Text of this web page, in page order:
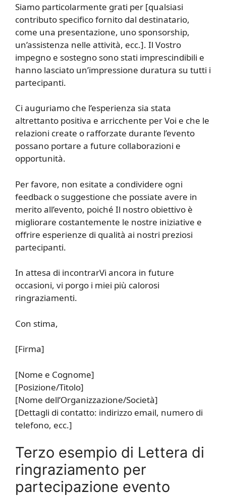
Siamo particolarmente grati per [qualsiasi
contributo specifico fornito dal destinatario,
come una presentazione, uno sponsorship,
un’assistenza nelle attività, ecc.]. Il Vostro
impegno e sostegno sono stati imprescindibili e
hanno lasciato un’impressione duratura su tutti i
partecipanti.
Ci auguriamo che l’esperienza sia stata
altrettanto positiva e arricchente per Voi e che le
relazioni create o rafforzate durante l’evento
possano portare a future collaborazioni e
opportunità.
Per favore, non esitate a condividere ogni
feedback o suggestione che possiate avere in
merito all’evento, poiché Il nostro obiettivo è
migliorare costantemente le nostre iniziative e
offrire esperienze di qualità ai nostri preziosi
partecipanti.
In attesa di incontrarVi ancora in future
occasioni, vi porgo i miei più calorosi
ringraziamenti.
Con stima,
[Firma]
[Nome e Cognome]
[Posizione/Titolo]
[Nome dell’Organizzazione/Società]
[Dettagli di contatto: indirizzo email, numero di
telefono, ecc.]
Terzo esempio di Lettera di
ringraziamento per
partecipazione evento